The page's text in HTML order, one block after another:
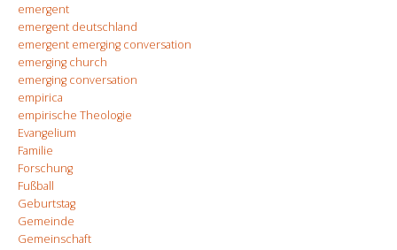
emergent
emergent deutschland
emergent emerging conversation
emerging church
emerging conversation
empirica
empirische Theologie
Evangelium
Familie
Forschung
Fußball
Geburtstag
Gemeinde
Gemeinschaft